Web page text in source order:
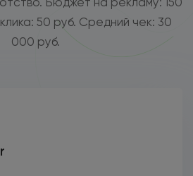
Бюджет на рекламу: 150
50 руб. Средний чек: 30
000 руб.